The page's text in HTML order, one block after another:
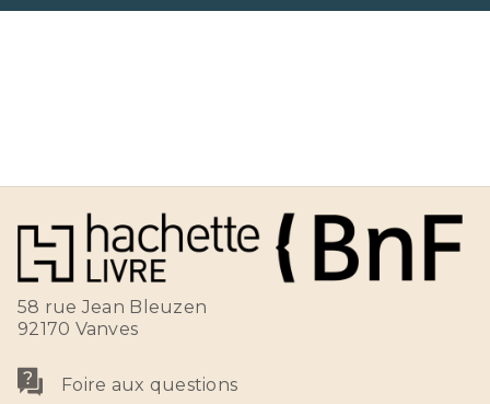
58 rue Jean Bleuzen
92170 Vanves
Foire aux questions